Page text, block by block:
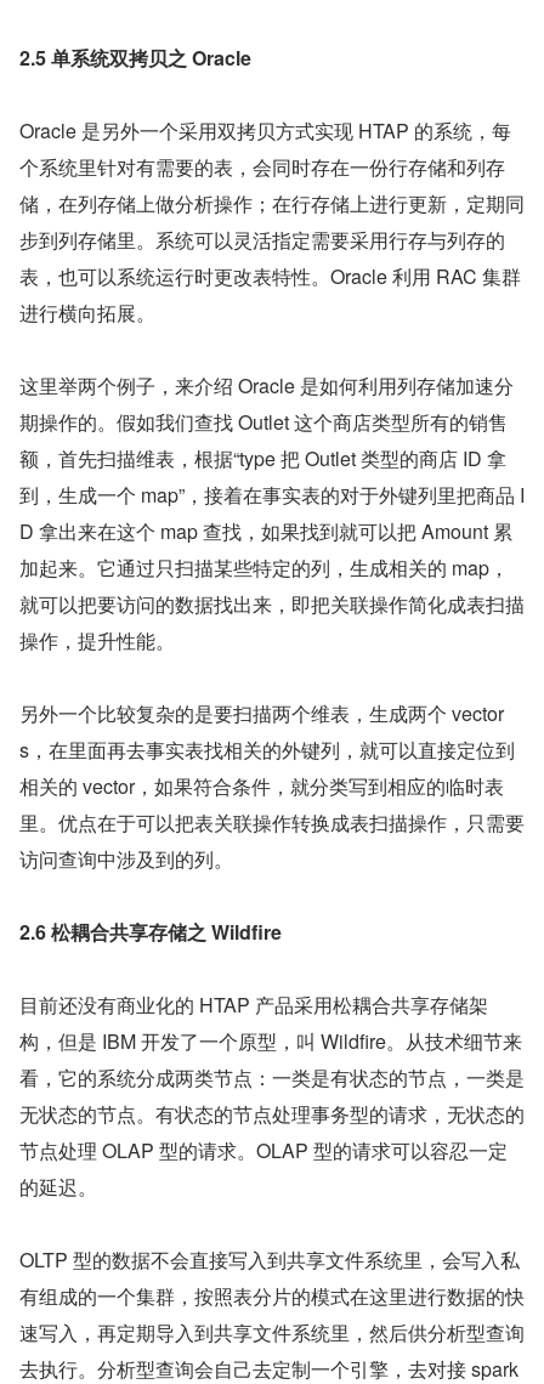
2.5 单系统双拷贝之 Oracle
Oracle 是另外一个采用双拷贝方式实现 HTAP 的系统，每
个系统里针对有需要的表，会同时存在一份行存储和列存
储，在列存储上做分析操作；在行存储上进行更新，定期同
步到列存储里。系统可以灵活指定需要采用行存与列存的
表，也可以系统运行时更改表特性。Oracle 利用 RAC 集群
进行横向拓展。
这里举两个例子，来介绍 Oracle 是如何利用列存储加速分
期操作的。假如我们查找 Outlet 这个商店类型所有的销售
额，首先扫描维表，根据“type 把 Outlet 类型的商店 ID 拿
到，生成一个 map”，接着在事实表的对于外键列里把商品 I
D 拿出来在这个 map 查找，如果找到就可以把 Amount 累
加起来。它通过只扫描某些特定的列，生成相关的 map，
就可以把要访问的数据找出来，即把关联操作简化成表扫描
操作，提升性能。
另外一个比较复杂的是要扫描两个维表，生成两个 vector
s，在里面再去事实表找相关的外键列，就可以直接定位到
相关的 vector，如果符合条件，就分类写到相应的临时表
里。优点在于可以把表关联操作转换成表扫描操作，只需要
访问查询中涉及到的列。
2.6 松耦合共享存储之 Wildfire
目前还没有商业化的 HTAP 产品采用松耦合共享存储架
构，但是 IBM 开发了一个原型，叫 Wildfire。从技术细节来
看，它的系统分成两类节点：一类是有状态的节点，一类是
无状态的节点。有状态的节点处理事务型的请求，无状态的
节点处理 OLAP 型的请求。OLAP 型的请求可以容忍一定
的延迟。
OLTP 型的数据不会直接写入到共享文件系统里，会写入私
有组成的一个集群，按照表分片的模式在这里进行数据的快
速写入，再定期导入到共享文件系统里，然后供分析型查询
去执行。分析型查询会自己去定制一个引擎，去对接 spark